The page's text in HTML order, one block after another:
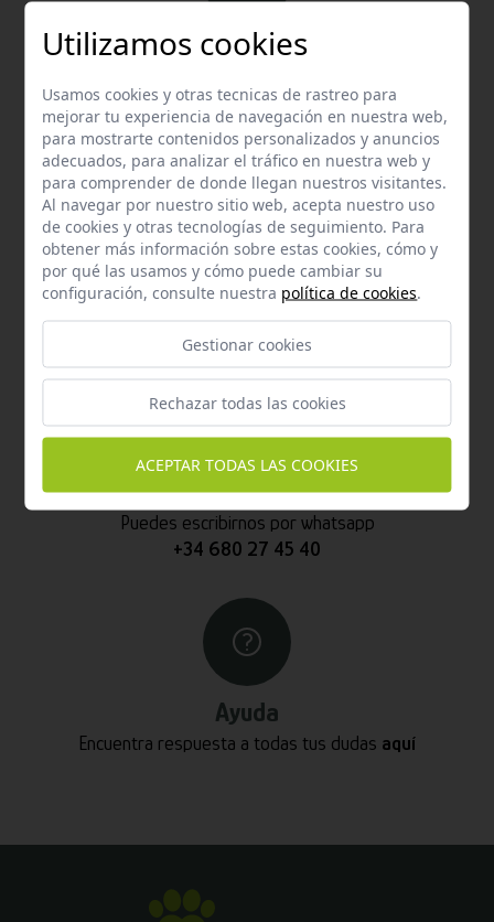
Email
hola@welovemascotas.com
Teléfono
Contacta con nosotros a través del teléfono954
Whatsapp
Puedes escribirnos por whatsapp
+34 680 27 45 40
Ayuda
Encuentra respuesta a todas tus dudas aquí
Utilizamos cookies
Usamos cookies y otras tecnicas de rastreo para
mejorar tu experiencia de navegación en nuestra web,
para mostrarte contenidos personalizados y anuncios
adecuados, para analizar el tráfico en nuestra web y
para comprender de donde llegan nuestros visitantes.
Al navegar por nuestro sitio web, acepta nuestro uso
de cookies y otras tecnologías de seguimiento. Para
obtener más información sobre estas cookies, cómo y
por qué las usamos y cómo puede cambiar su
configuración, consulte nuestra política de cookies.
Gestionar cookies
Rechazar todas las cookies
ACEPTAR TODAS LAS COOKIES